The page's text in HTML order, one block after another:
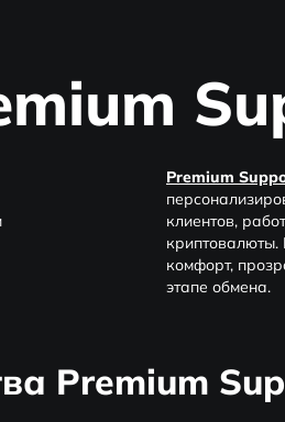
Premium
клиентов,
криптовалюты.
комфорт,
этапе обмена.
Premium